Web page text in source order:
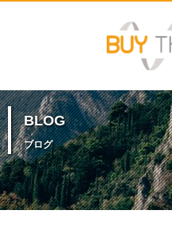
BLOG
ブログ